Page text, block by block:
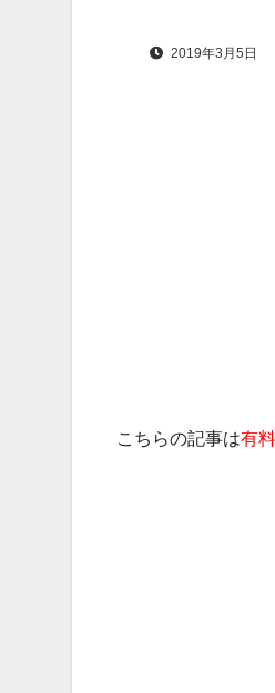
2019年3月5日
こちらの記事は有